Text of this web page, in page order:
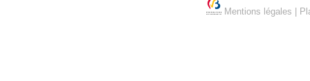
Mentions légales